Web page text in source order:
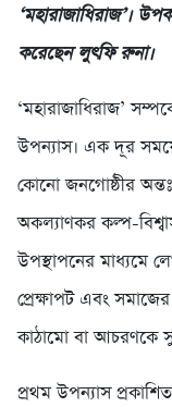
‘মহারাজাধিরাজ’।
করেছেন লুৎফি রুনা।
‘মহারাজাধিরাজ’
উপন্যাস। এক দূর
কোনো জনগোষ্ঠীর
অকল্যাণকর কল্প-
উপস্থাপনের মাধ্যমে
প্রেক্ষাপট এবং
কাঠামো বা আচরণকে
প্রথম উপন্যাস